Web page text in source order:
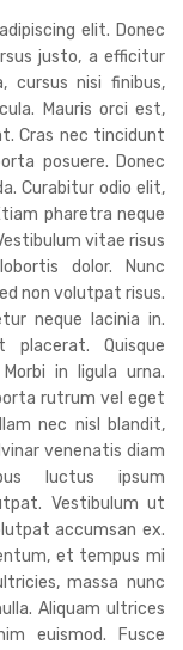
elit. Donec
justo, a efficitur
cursus nisi finibus,
Mauris orci est,
Cras nec tincidunt
posuere. Donec
Curabitur odio elit,
pharetra neque
vitae risus
dolor. Nunc
non volutpat risus.
neque lacinia in.
placerat. Quisque
in ligula urna.
rutrum vel eget
nec nisl blandit,
venenatis diam
luctus ipsum
Vestibulum ut
accumsan ex.
et tempus mi
massa nunc
Aliquam ultrices
euismod. Fusce